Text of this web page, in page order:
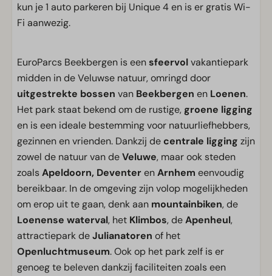
kun je 1 auto parkeren bij Unique 4 en is er gratis Wi-
Fi aanwezig.
EuroParcs Beekbergen is eensfeervolvakantiepark
midden in de Veluwse natuur, omringd door
uitgestrekte bossen van Beekbergen en Loenen.
Het park staat bekend om de rustige, groene ligging
en is een ideale bestemming voor natuurliefhebbers,
gezinnen en vrienden. Dankzij decentrale ligging zijn
zowel de natuur van deVeluwe, maar ook steden
zoalsApeldoorn, DeventerenArnhem eenvoudig
bereikbaar. In de omgeving zijn volop mogelijkheden
om erop uit te gaan, denk aan mountainbiken, de
Loenense waterval, het Klimbos, deApenheul,
attractiepark deJulianatoren of het
Openluchtmuseum. Ook op het park zelf is er
genoeg te beleven dankzij faciliteiten zoals een